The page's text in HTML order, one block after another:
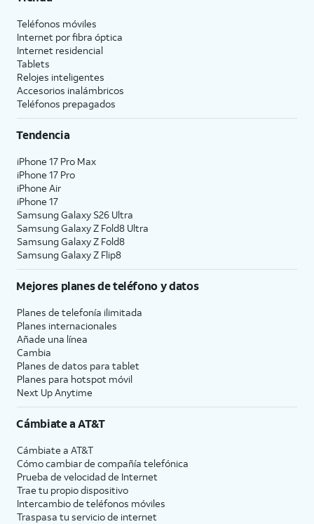
Teléfonos móviles
Internet por fibra óptica
Internet residencial
Tablets
Relojes inteligentes
Accesorios inalámbricos
Teléfonos prepagados
Tendencia
iPhone 17 Pro Max
iPhone 17 Pro
iPhone Air
iPhone 17
Samsung Galaxy S26 Ultra
Samsung Galaxy Z Fold8 Ultra
Samsung Galaxy Z Fold8
Samsung Galaxy Z Flip8
Mejores planes de teléfono y datos
Planes de telefonía ilimitada
Planes internacionales
Añade una línea
Cambia
Planes de datos para tablet
Planes para hotspot móvil
Next Up Anytime
Cámbiate aAT&T
Cámbiate a AT&T
Cómo cambiar de compañía telefónica
Prueba de velocidad de Internet
Trae tu propio dispositivo
Intercambio de teléfonos móviles
Traspasa tu servicio de internet